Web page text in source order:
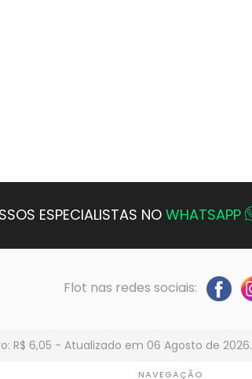
ESPECIALISTAS NOWHATSAPP
Flot nas redes sociais:
R$ 6,05 - Atualizado em 06 Agosto de 2026.
NAVEGAÇÃO